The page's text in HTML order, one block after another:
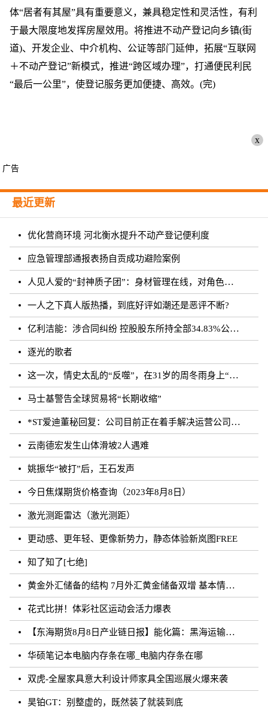
体“居者有其屋”具有重要意义，兼具稳定性和灵活性，有利
于最大限度地发挥房屋效用。将推进不动产登记向乡镇(街
道)、开发企业、中介机构、公证等部门延伸，拓展“互联网
＋不动产登记”新模式，推进“跨区域办理”，打通便民利民
“最后一公里”，使登记服务更加便捷、高效。(完)
x
广告
最近更新
优化营商环境 河北衡水提升不动产登记便利度
应急管理部通报表扬自贡成功避险案例
人见人爱的“封神质子团”：身材管理在线，对角色有信念｜文化观察
一人之下真人版热播，到底好评如潮还是恶评不断?
亿利洁能：涉合同纠纷 控股股东所持全部34.83%公司股份被司法轮候冻结
逐光的歌者
这一次，情史太乱的“反噬”，在31岁的周冬雨身上“应验”了！
马士基警告全球贸易将“长期收缩”
*ST爱迪董秘回复：公司目前正在着手解决运营公司剩余无法确权的委托代销商品相关事宜，如有进展
云南德宏发生山体滑坡2人遇难
姚振华“被打”后，王石发声
今日焦煤期货价格查询（2023年8月8日）
激光测距雷达（激光测距）
更动感、更年轻、更像新势力，静态体验新岚图FREE
知了知了[七绝]
黄金外汇储备的结构 7月外汇黄金储备双增 基本情况讲解
花式比拼！体彩社区运动会活力爆表
【东海期货8月8日产业链日报】能化篇：黑海运输风险未发酵，油价下跌
华硕笔记本电脑内存条在哪_电脑内存条在哪
双虎-全屋家具意大利设计师家具全国巡展火爆来袭
昊铂GT：别整虚的，既然装了就装到底